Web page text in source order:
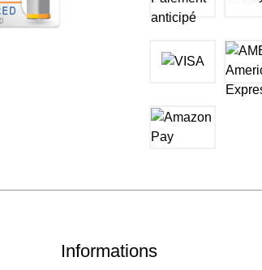
Informations